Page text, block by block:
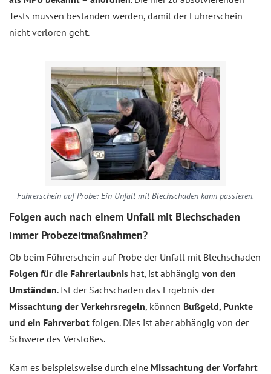
Tests müssen bestanden werden, damit der Führerschein
nicht verloren geht.
Führerschein auf Probe: Ein Unfall mit Blechschaden kann passieren.
Folgen auch nach einem Unfall mit Blechschaden
immer Probezeitmaßnahmen?
Ob beim Führerschein auf Probe der Unfall mit Blechschaden
Folgen für die Fahrerlaubnis hat, ist abhängig von den
Umständen. Ist der Sachschaden das Ergebnis der
Missachtung der Verkehrsregeln, können Bußgeld, Punkte
und ein Fahrverbot folgen. Dies ist aber abhängig von der
Schwere des Verstoßes.
Kam es beispielsweise durch eine Missachtung der Vorfahrt